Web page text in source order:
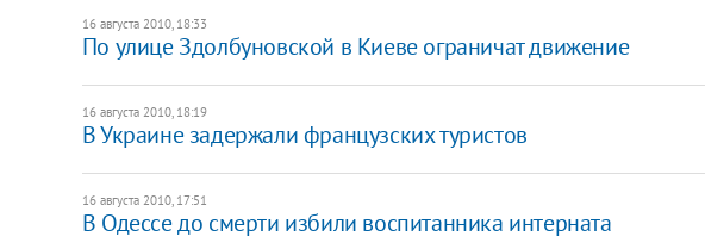
16 августа 2010, 18:33
По улице Здолбуновской в Киеве ограничат движение
16 августа 2010, 18:19
В Украине задержали французских туристов
16 августа 2010, 17:51
В Одессе до смерти избили воспитанника интерната